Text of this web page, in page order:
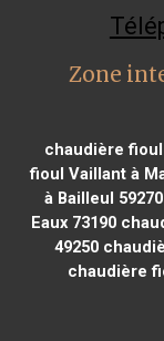
Zone
chaudière fioul
fioul Vaillant à
à Bailleul 59270
Eaux 73190
49250
chaudière